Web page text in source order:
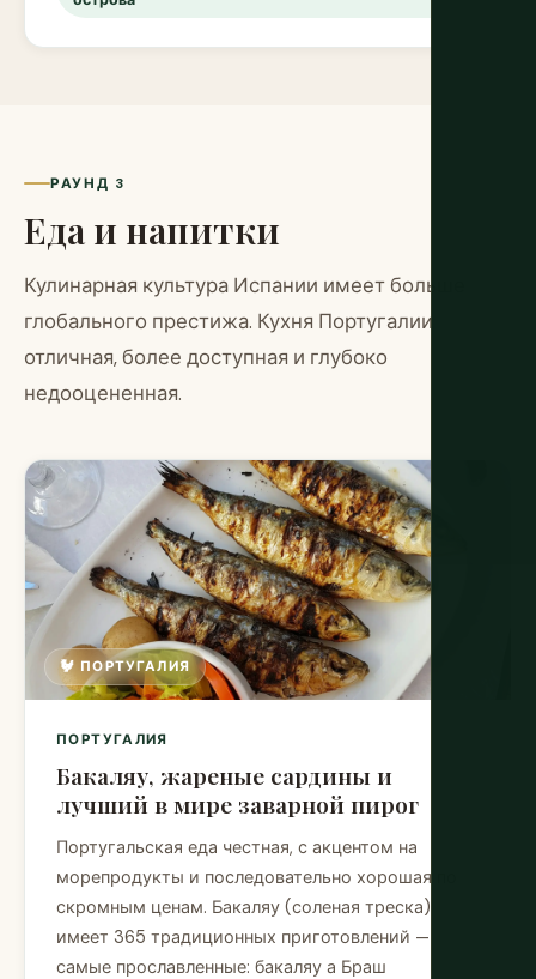
РАУНД 3
Еда и напитки
Кулинарная культура Испании имеет больше
глобального престижа. Кухня Португалии
отличная, более доступная и глубоко
недооцененная.
🐓 ПОРТУГАЛИЯ
ПОРТУГАЛИЯ
Бакаляу, жареные сардины и
лучший в мире заварной пирог
Португальская еда честная, с акцентом на
морепродукты и последовательно хорошая по
скромным ценам. Бакаляу (соленая треска)
имеет 365 традиционных приготовлений —
самые прославленные: бакаляу а Браш